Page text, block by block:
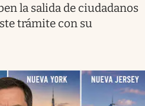
la salida de ciudadanos
trámite con su